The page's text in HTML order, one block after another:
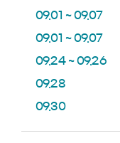
09.01 ~ 09.07
09.01 ~ 09.07
09.24 ~ 09.26
09.28
09.30